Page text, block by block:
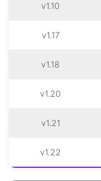
v1.10
v1.17
v1.18
v1.20
v1.21
v1.22